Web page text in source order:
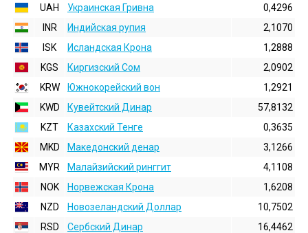
UAH
Украинская Гривна
0,4296
INR
Индийская pупия
2,1070
ISK
Исландская Крона
1,2888
KGS
Киргизский Сом
2,0902
KRW
Южнокорейский вон
1,2921
KWD
Кувейтский Динар
57,8132
KZT
Казахский Тенге
0,3635
MKD
Македонский денар
3,1266
MYR
Малайзийский ринггит
4,1108
NOK
Норвежская Крона
1,6208
NZD
Новозеландский Доллар
10,7502
RSD
Сербский Динар
16,4462